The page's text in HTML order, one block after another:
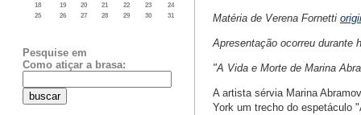
18
19 20 21 22 23
24
25
26 27 28 29 30 31
Pesquise em
Como atiçar a brasa:
Matéria de Verena Fornetti
Apresentação ocorreu durante
"A Vida e Morte de Marina
A artista sérvia Marina
York um trecho do espetáculo